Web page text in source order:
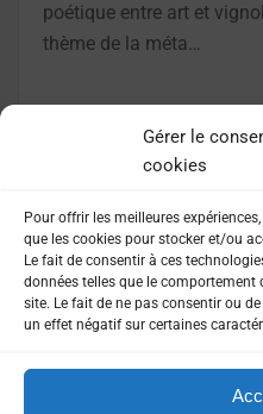
Gérer le
cookies
Pour offrir les meilleures
que les cookies pour stocker et/ou
Le fait de consentir à ces
données telles que le comportement
site. Le fait de ne pas consentir ou
un effet négatif sur certaines
poétique entre art et
thème de la méta…
LIRE LA SUITE